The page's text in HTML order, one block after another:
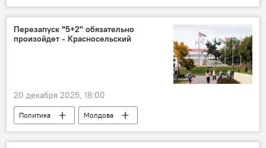
Перезапуск "5+2" обязательно
произойдет - Красносельский
20 декабря 2025, 18:00
Политика
Молдова
Приднестровье
Вадим Красносельский